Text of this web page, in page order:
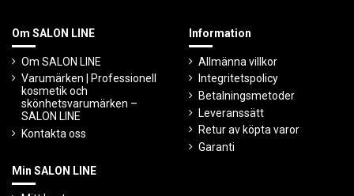
Om SALON LINE
Om SALON LINE
Varumärken | Professionell
kosmetik och
skönhetsvarumärken –
SALON LINE
Kontakta oss
Information
Allmänna villkor
Integritetspolicy
Betalningsmetoder
Leveranssätt
Retur av köpta varor
Garanti
Min SALON LINE